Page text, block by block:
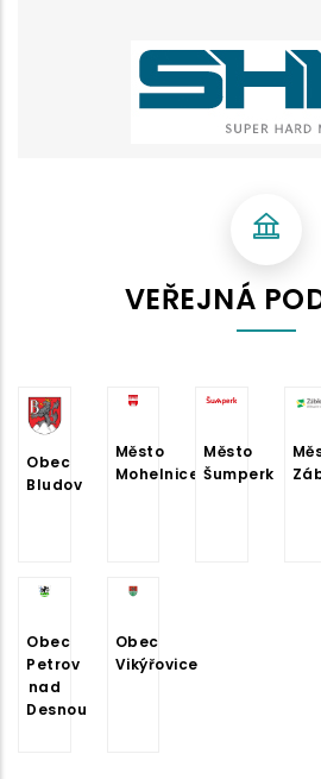
VEŘEJNÁ
Obec
Bludov
Město
Mohelnice
Město
Šumperk
Obec
Petrov
nad
Desnou
Obec
Vikýřovice